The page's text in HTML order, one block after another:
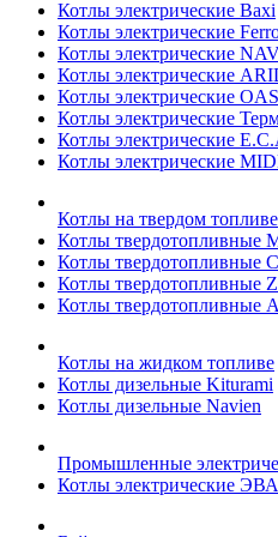
Котлы электрические Baxi
Котлы электрические
Котлы электрические
Котлы электрические
Котлы электрические
Котлы электрические
Котлы электрические
Котлы электрические
Котлы на твердом топливе
Котлы твердотопливные
Котлы твердотопливные
Котлы твердотопливные
Котлы твердотопливные
Котлы на жидком топливе
Котлы дизельные Kiturami
Котлы дизельные Navien
Промышленные
Котлы электрические